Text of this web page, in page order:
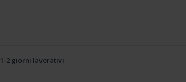
1-2 giorni lavorativi